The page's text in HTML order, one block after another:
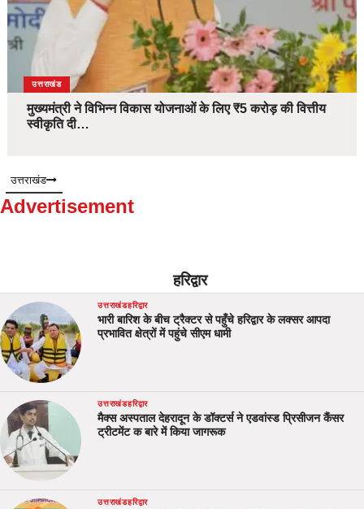
उत्तराखंड
मुख्यमंत्री ने विभिन्न विकास योजनाओं के लिए ₹5 करोड़ की वित्तीय
स्वीकृति दी…
उत्तराखंड
Advertisement
हरिद्वार
उत्तराखंडहरिद्वार
भारी बारिश के बीच ट्रैक्टर से पहुँचे हरिद्वार के लक्सर आपदा
प्रभावित क्षेत्रों में पहुंचे सीएम धामी
उत्तराखंडहरिद्वार
मैक्स अस्पताल देहरादून के डॉक्टर्स ने एडवांस्ड प्रिसीजन कैंसर
ट्रीटमेंट क बारे में किया जागरूक
उत्तराखंडहरिद्वार